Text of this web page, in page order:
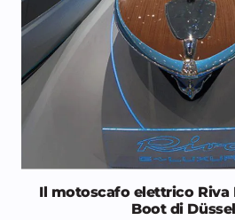
Il motoscafo elettrico Riva
Boot di